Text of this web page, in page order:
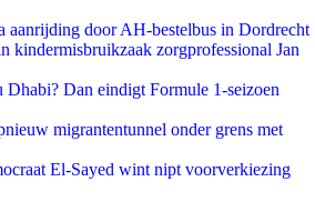
aanrijding door AH-bestelbus in Dordrecht
kindermisbruikzaak zorgprofessional Jan
Dhabi? Dan eindigt Formule 1-seizoen
migrantentunnel onder grens met
El-Sayed wint nipt voorverkiezing